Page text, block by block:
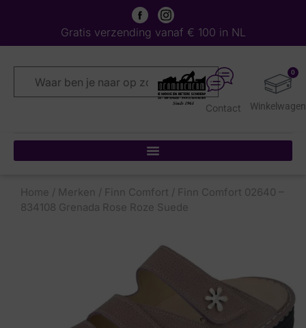
Gratis verzending vanaf € 100 in NL
0
Contact
Home / Merken / Finn Comfort / Finn Comfort 02640 –
834108 Grenada Rose Roze Suede